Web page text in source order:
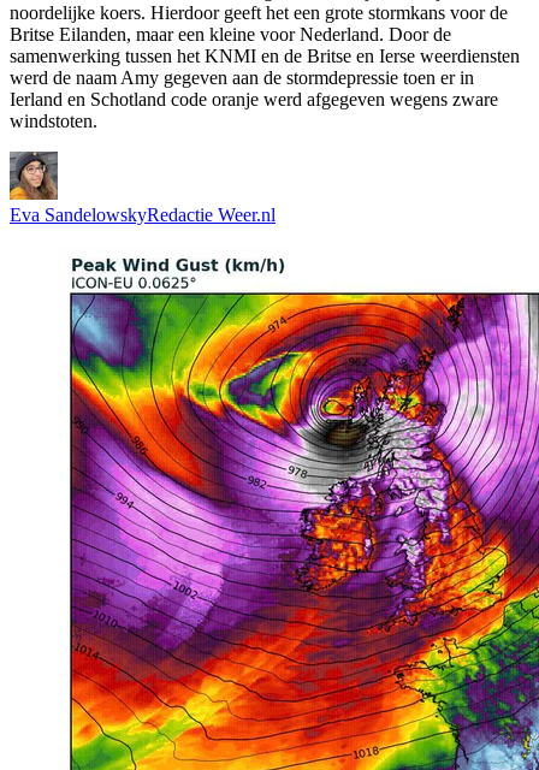
noordelijke koers. Hierdoor geeft het een grote stormkans voor de
Britse Eilanden, maar een kleine voor Nederland. Door de
samenwerking tussen het KNMI en de Britse en Ierse weerdiensten
werd de naam Amy gegeven aan de stormdepressie toen er in
Ierland en Schotland code oranje werd afgegeven wegens zware
windstoten.
Eva SandelowskyRedactie Weer.nl